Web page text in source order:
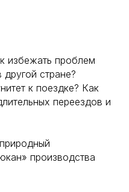
избежать проблем
другой стране?
к поездке? Как
переездов и
производства